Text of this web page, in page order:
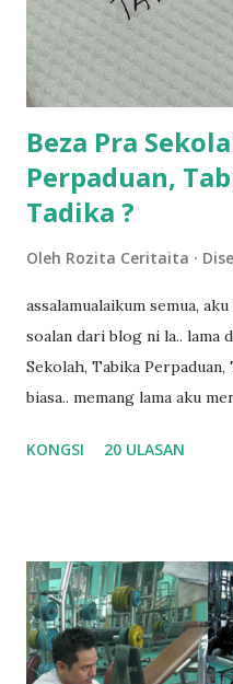
ngah dengan abg long
kalau ikut anak-anak semua
ba...
Beza Pra
Perpaduan,
Tadika ?
Oleh Rozita Ceritaita
assalamualaikum semua,
soalan dari blog ni la.. lama
Sekolah, Tabika
biasa.. memang lama aku
ko.. masa tu aku baru je
tanya sapa-sapa pun masa
jugak masa alahai teruknya
terasa jugak semakin teruk
kat salah satu tadika
KONGSI 20 ULASAN